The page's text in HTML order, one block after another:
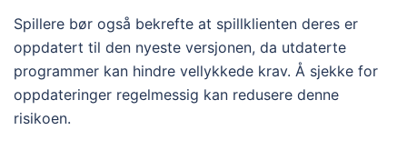
Spillere bør også bekrefte at spillklienten deres er
oppdatert til den nyeste versjonen, da utdaterte
programmer kan hindre vellykkede krav. Å sjekke for
oppdateringer regelmessig kan redusere denne
risikoen.